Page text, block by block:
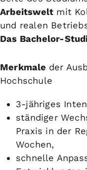
Arbeitswelt mit
und realen
Das Bachelor-
Merkmale der
Hochschule
3-jähriges
ständiger
Praxis in der
Wochen,
schnelle